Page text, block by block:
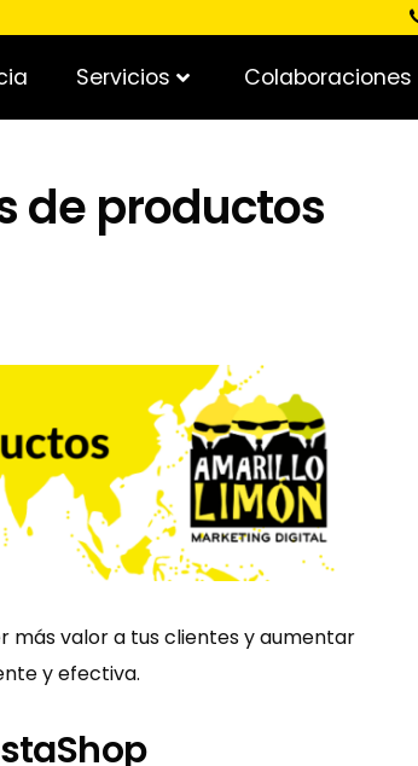
Servicios Colaboraciones
de productos
valor a tus clientes y aumentar
y efectiva.